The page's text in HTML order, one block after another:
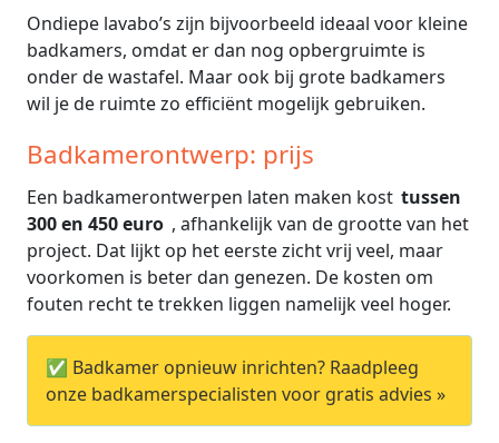
Ondiepe lavabo’s zijn bijvoorbeeld ideaal voor kleine
badkamers, omdat er dan nog opbergruimte is
onder de wastafel. Maar ook bij grote badkamers
wil je de ruimte zo efficiënt mogelijk gebruiken.
Badkamerontwerp: prijs
Een badkamerontwerpen laten maken kost tussen
300 en 450 euro , afhankelijk van de grootte van het
project. Dat lijkt op het eerste zicht vrij veel, maar
voorkomen is beter dan genezen. De kosten om
fouten recht te trekken liggen namelijk veel hoger.
✅ Badkamer opnieuw inrichten? Raadpleeg
onze badkamerspecialisten voor gratis advies »